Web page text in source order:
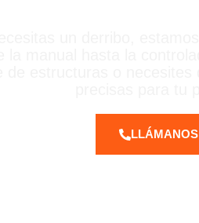
LLÁMANOS